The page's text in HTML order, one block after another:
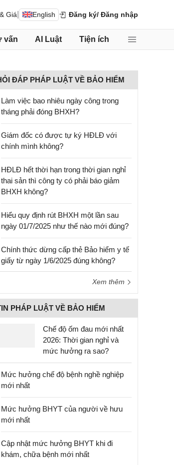
Giá English Đăng ký/ Đăng nhập
vấn AI Luật Tiện ích
ĐÁP PHÁP LUẬT VỀ BẢO HIỂM
Làm việc bao nhiêu ngày công trong
tháng phải đóng BHXH?
Giám đốc có được tự ký HĐLĐ với
chính mình không?
HĐLĐ hết thời hạn trong thời gian nghỉ
thai sản thì công ty có phải báo giảm
BHXH không?
Hiểu quy định rút BHXH một lần sau
ngày 01/7/2025 như thế nào mới đúng?
Chính thức dừng cấp thẻ Bảo hiểm y tế
giấy từ ngày 1/6/2025 đúng không?
Xem thêm
PHÁP LUẬT VỀ BẢO HIỂM
Chế độ ốm đau mới nhất
2026: Thời gian nghỉ và
mức hưởng ra sao?
Mức hưởng chế độ bệnh nghề nghiệp
mới nhất
Mức hưởng BHYT của người về hưu
mới nhất
Cập nhật mức hưởng BHYT khi đi
khám, chữa bệnh mới nhất